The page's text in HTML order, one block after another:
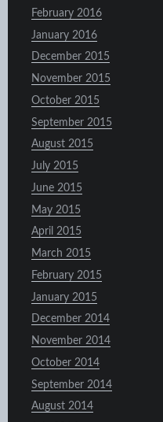
February 2016
January 2016
December 2015
November 2015
October 2015
September 2015
August 2015
July 2015
June 2015
May 2015
April 2015
March 2015
February 2015
January 2015
December 2014
November 2014
October 2014
September 2014
August 2014